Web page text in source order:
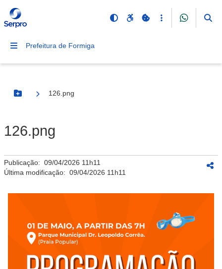
Prefeitura de Formiga
Botão Menu
126.png
126.png
Publicação: 09/04/2026 11h11
Última modificação: 09/04/2026 11h11